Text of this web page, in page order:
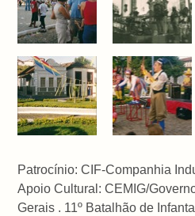
Patrocínio: CIF-Companhia
Apoio Cultural:CEMIG/
Gerais . 11º Batalhão de